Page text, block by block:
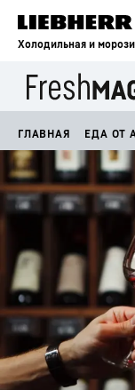
Холодильная и
ГЛАВНАЯ ЕДА ОТ